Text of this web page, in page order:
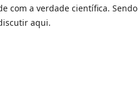
com a verdade científica. Sendo
aqui.